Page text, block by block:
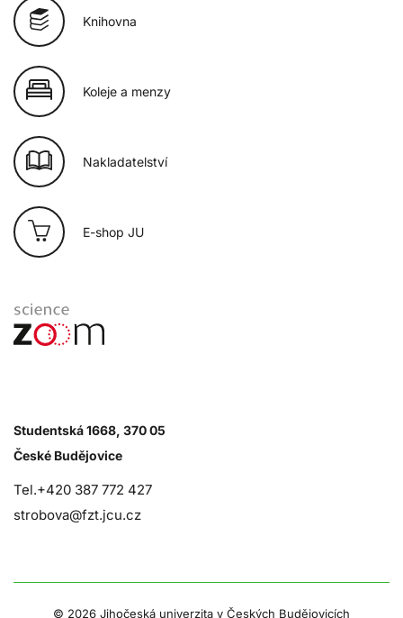
Knihovna
Koleje a menzy
Nakladatelství
E-shop JU
Studentská 1668, 370 05
České Budějovice
Tel.+420 387 772 427
strobova@fzt.jcu.cz
© 2026 Jihočeská univerzita v Českých Budějovicích